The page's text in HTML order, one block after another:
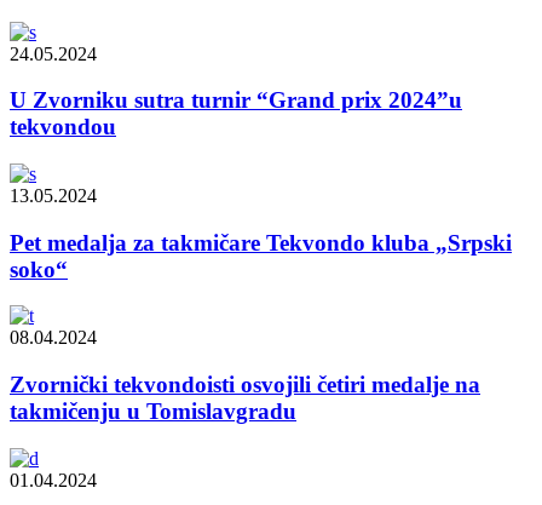
24.05.2024
U Zvorniku sutra turnir “Grand prix 2024”u
tekvondou
13.05.2024
Pet medalja za takmičare Tekvondo kluba „Srpski
soko“
08.04.2024
Zvornički tekvondoisti osvojili četiri medalje na
takmičenju u Tomislavgradu
01.04.2024